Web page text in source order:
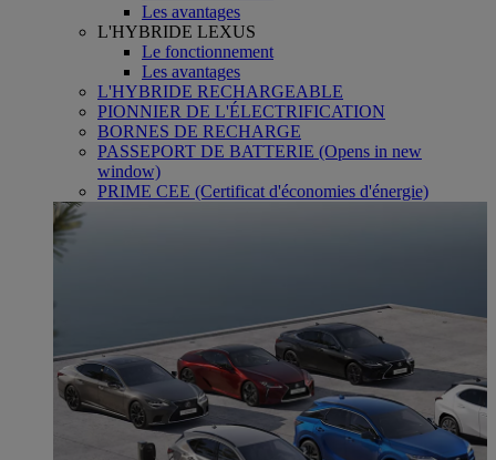
Les avantages
L'HYBRIDE LEXUS
Le fonctionnement
Les avantages
L'HYBRIDE RECHARGEABLE
PIONNIER DE L'ÉLECTRIFICATION
BORNES DE RECHARGE
PASSEPORT DE BATTERIE (Opens in new
window)
PRIME CEE (Certificat d'économies d'énergie)